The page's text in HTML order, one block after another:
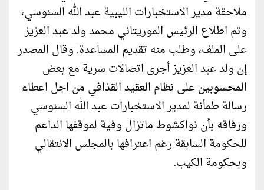
ملاحقة مدير الاستخبارات الليبية عبد الله السنوسي،
وتم اطلاع الرئيس الموريتاني محمد ولد عبد العزيز
على الملف، وطلب منه تقديم المساعدة. وقال المصدر
إن ولد عبد العزيز أجرى اتصالات سرية مع بعض
المحسوبين على نظام العقيد القذافي من اجل اعطاء
رسالة طمأنة لمدير الاستخبارات عبد الله السنوسي
ورفاقه بأن نواكشوط ماتزال وفية لموقفها الداعم
للحكومة السابقة رغم اعترافها بالمجلس الانتقالي
وبحكومة الكيب.